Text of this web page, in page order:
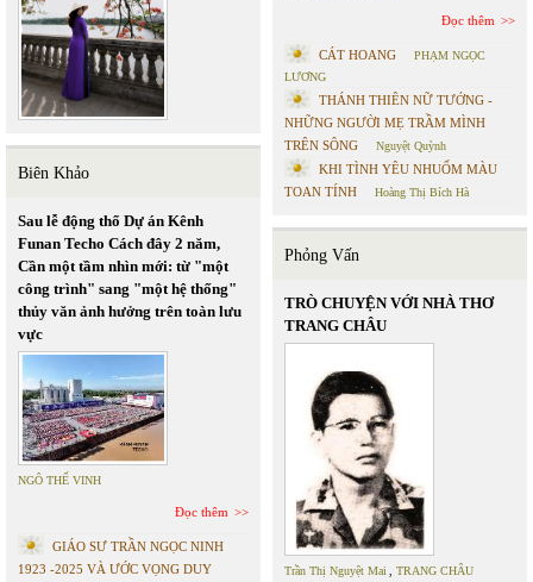
Biên Khảo
Sau lễ động thổ Dự án Kênh
Funan Techo Cách đây 2 năm,
Cần một tầm nhìn mới: từ "một
công trình" sang "một hệ thống"
thủy văn ảnh hưởng trên toàn lưu
vực
NGÔ THẾ VINH
Đọc thêm
GIÁO SƯ TRẦN NGỌC NINH
1923 -2025 VÀ ƯỚC VỌNG DUY
Đọc thêm
CÁT HOANG
PHẠM NGỌC
LƯƠNG
THÁNH THIÊN NỮ TƯỚNG -
NHỮNG NGƯỜI MẸ TRẦM MÌNH
TRÊN SÔNG
Nguyệt Quỳnh
KHI TÌNH YÊU NHUỐM MÀU
TOAN TÍNH
Hoàng Thị Bích Hà
Phỏng Vấn
TRÒ CHUYỆN VỚI NHÀ THƠ
TRANG CHÂU
Trần Thị Nguyệt Mai, TRANG CHÂU